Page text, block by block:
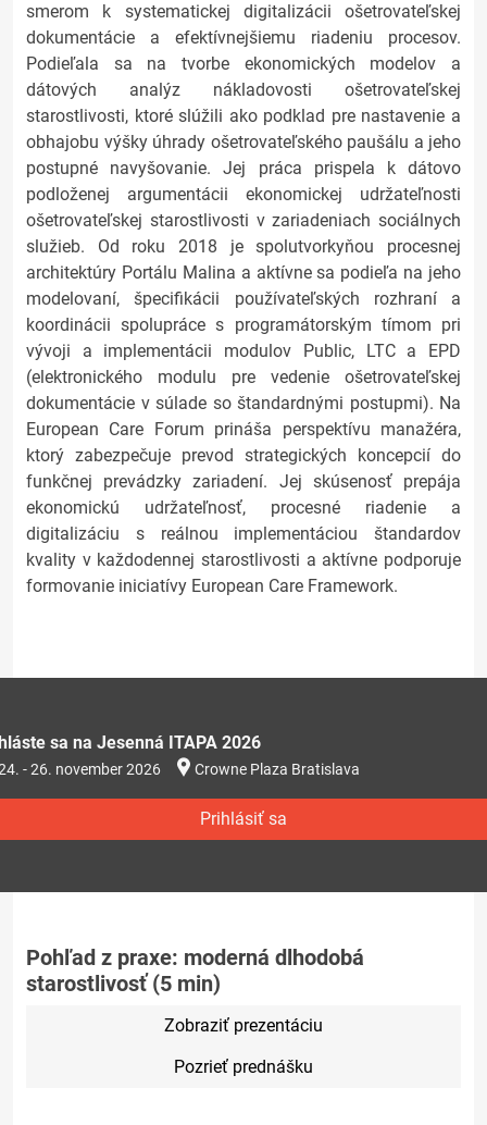
smerom k systematickej digitalizácii ošetrovateľskej
dokumentácie a efektívnejšiemu riadeniu procesov.
Podieľala sa na tvorbe ekonomických modelov a
dátových analýz nákladovosti ošetrovateľskej
starostlivosti, ktoré slúžili ako podklad pre nastavenie a
obhajobu výšky úhrady ošetrovateľského paušálu a jeho
postupné navyšovanie. Jej práca prispela k dátovo
podloženej argumentácii ekonomickej udržateľnosti
ošetrovateľskej starostlivosti v zariadeniach sociálnych
služieb. Od roku 2018 je spolutvorkyňou procesnej
architektúry Portálu Malina a aktívne sa podieľa na jeho
modelovaní, špecifikácii používateľských rozhraní a
koordinácii spolupráce s programátorským tímom pri
vývoji a implementácii modulov Public, LTC a EPD
(elektronického modulu pre vedenie ošetrovateľskej
dokumentácie v súlade so štandardnými postupmi). Na
European Care Forum prináša perspektívu manažéra,
ktorý zabezpečuje prevod strategických koncepcií do
funkčnej prevádzky zariadení. Jej skúsenosť prepája
ekonomickú udržateľnosť, procesné riadenie a
digitalizáciu s reálnou implementáciou štandardov
kvality v každodennej starostlivosti a aktívne podporuje
formovanie iniciatívy European Care Framework.
sa na Jesenná ITAPA 2026
- 26. november 2026 Crowne Plaza Bratislava
Prihlásiť sa
Pohľad z praxe: moderná dlhodobá
starostlivosť (5 min)
Zobraziť prezentáciu
Pozrieť prednášku